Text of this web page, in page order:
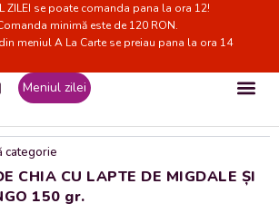
ZILEI se poate comanda pana la ora 12!
minimă este de 120 RON.
meniul A La Carte se preiau pana la ora 14
Meniul zilei
categorie
CHIA CU LAPTE DE MIGDALE ȘI
150 gr.